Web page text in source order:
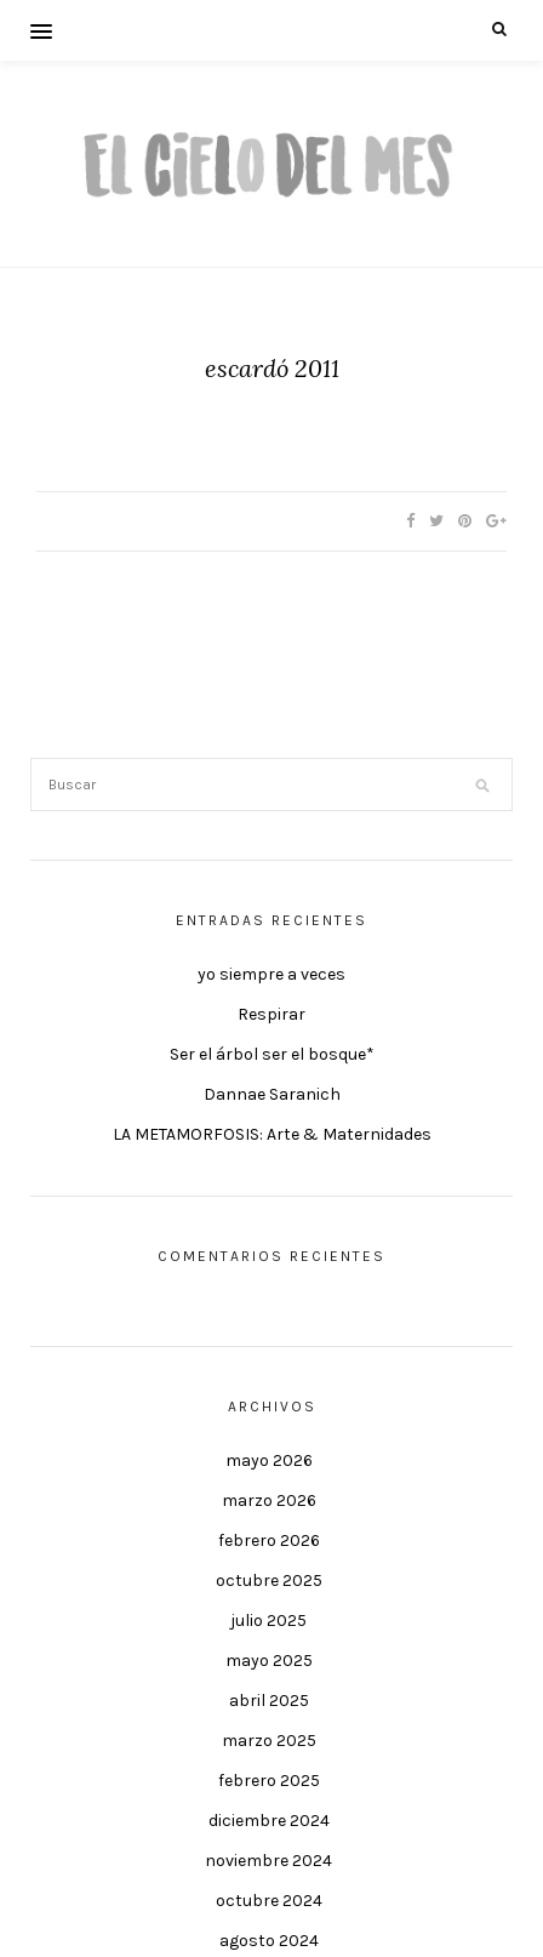
escardó 2011
ENTRADAS RECIENTES
yo siempre a veces
Respirar
Ser el árbol ser el bosque*
Dannae Saranich
LA METAMORFOSIS: Arte & Maternidades
COMENTARIOS RECIENTES
ARCHIVOS
mayo 2026
marzo 2026
febrero 2026
octubre 2025
julio 2025
mayo 2025
abril 2025
marzo 2025
febrero 2025
diciembre 2024
noviembre 2024
octubre 2024
agosto 2024